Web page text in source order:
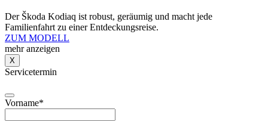
Der Škoda Kodiaq ist robust, geräumig und macht jede
Familienfahrt zu einer Entdeckungsreise.
ZUM MODELL
mehr anzeigen
X
Servicetermin
Vorname*